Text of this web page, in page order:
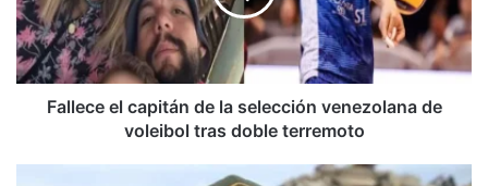
selección
venezolana
de
voleibol
Fallece el capitán de la selección venezolana de
voleibol tras doble terremoto